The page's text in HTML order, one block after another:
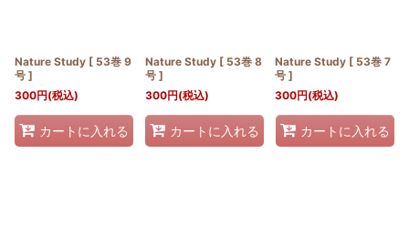
Nature Study [ 53巻 9
号 ]
300円(税込)
カートに入れる
Nature Study [ 53巻 8
号 ]
300円(税込)
カートに入れる
Nature Study [ 53巻 7
号 ]
300円(税込)
カートに入れる